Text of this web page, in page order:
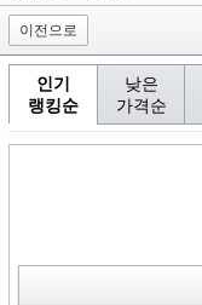
이전으로
인기
랭킹순
낮은
가격순